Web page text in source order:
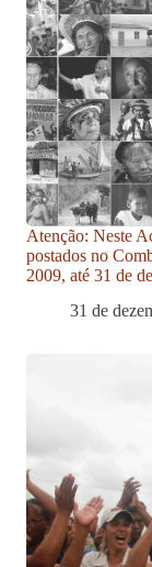
Atenção: Neste
postados no
2009, até 31 de
31 de